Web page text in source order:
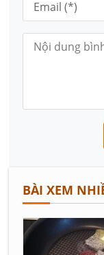
BÀI XEM